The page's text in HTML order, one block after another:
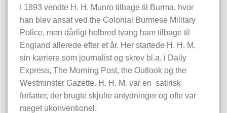
I 1893 vendte H. H. Munro tilbage til Burma, hvor
han blev ansat ved the Colonial Burmese Military
Police, men dårligt helbred tvang ham tilbage til
England allerede efter et år. Her startede H. H. M.
sin karriere som journalist og skrev bl.a. i Daily
Express, The Morning Post, the Outlook og the
Westminster Gazette. H. H. M. var en satirisk
forfatter, der brugte skjulte antydninger og ofte var
meget ukonventionel.